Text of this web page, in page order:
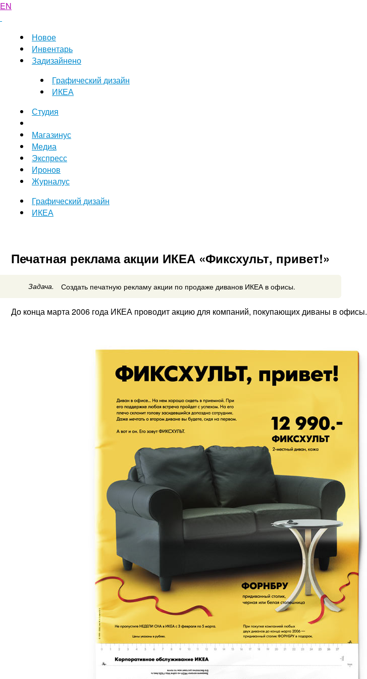
EN
Новое
Инвентарь
Задизайнено
Графический дизайн
ИКЕА
Студия
Магазинус
Медиа
Экспресс
Иронов
Журналус
Графический дизайн
ИКЕА
Печатная реклама акции ИКЕА «Фиксхульт, привет!»
Задача. Создать печатную рекламу акции по продаже диванов ИКЕА в офисы.
До конца марта 2006 года ИКЕА проводит акцию для компаний, покупающих диваны в офисы.